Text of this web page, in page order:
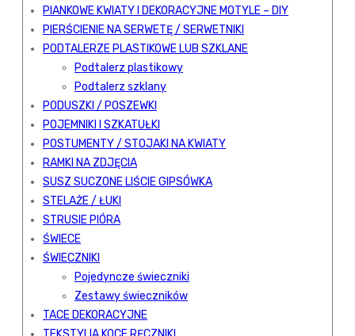
PIANKOWE KWIATY I DEKORACYJNE MOTYLE – DIY
PIERŚCIENIE NA SERWETĘ / SERWETNIKI
PODTALERZE PLASTIKOWE LUB SZKLANE
Podtalerz plastikowy
Podtalerz szklany
PODUSZKI / POSZEWKI
POJEMNIKI I SZKATUŁKI
POSTUMENTY / STOJAKI NA KWIATY
RAMKI NA ZDJĘCIA
SUSZ SUCZONE LIŚCIE GIPSÓWKA
STELAŻE / ŁUKI
STRUSIE PIÓRA
ŚWIECE
ŚWIECZNIKI
Pojedyncze świeczniki
Zestawy świeczników
TACE DEKORACYJNE